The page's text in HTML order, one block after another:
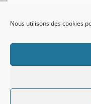
Nous utilisons des cookies
visiteurs